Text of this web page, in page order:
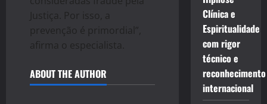
Justiça. Por isso, a
prevenção é primordial”,
afirma o especialista.
ABOUT THE AUTHOR
Clínica e
Espiritualidade
com rigor
técnico e
reconhecimento
internacional